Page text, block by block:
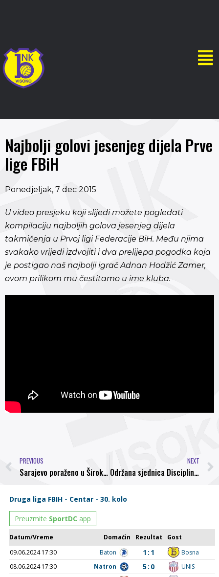
Najbolji golovi jesenjeg dijela Prve
lige FBiH
Ponedjeljak, 7 dec 2015
U video presjeku koji slijedi možete pogledati
kompilaciju najboljih golova jesenjeg dijela
takmičenja u Prvoj ligi Federacije BiH. Među njima
svakako vrijedi izdvojiti i dva prelijepa pogodka koja
je postigao naš najbolji igrač Adnan Hodžić Zamer,
ovom prilikom mu čestitamo u ime kluba.
PREVIOUS
Sarajevo poraženo u Širokom Brijegu, Ješić: Nismo iskoristili svoje prilike
NEXT
Održana sjednica Disciplinske komisije NS FBiH